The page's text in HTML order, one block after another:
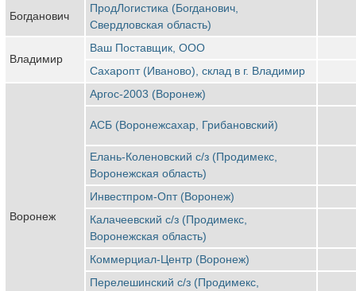
Богданович
ПродЛогистика (Богданович,
Свердловская область)
Владимир
Ваш Поставщик, ООО
Сахаропт (Иваново), склад в г. Владимир
Воронеж
Аргос-2003 (Воронеж)
АСБ (Воронежсахар, Грибановский)
Елань-Коленовский с/з (Продимекс,
Воронежская область)
Инвестпром-Опт (Воронеж)
Калачеевский с/з (Продимекс,
Воронежская область)
Коммерциал-Центр (Воронеж)
Перелешинский с/з (Продимекс,